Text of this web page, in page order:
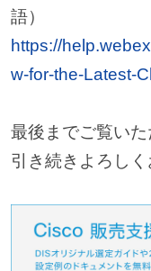
語）
https://
w-for-the-Latest-
最後までご覧い
引き続きよろしく